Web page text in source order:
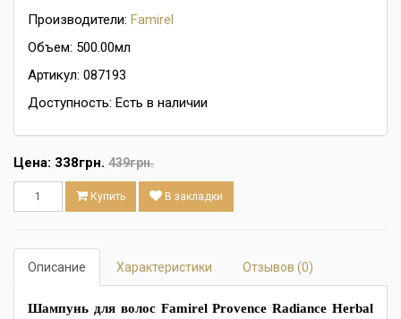
Производители: Famirel
Объем: 500.00мл
Артикул: 087193
Доступность: Есть в наличии
Цена: 338грн. 439грн.
Купить В закладки
Описание Характеристики Отзывов (0)
Шампунь для волос Famirel Provence Radiance Herbal